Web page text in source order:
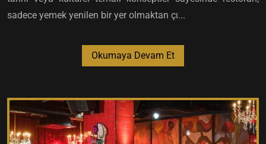
sadece yemek yenilen bir yer olmaktan çı...
Okumaya Devam Et